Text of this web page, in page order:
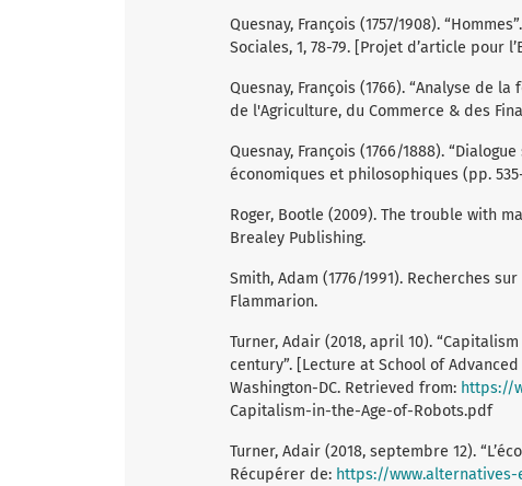
Quesnay, François (1757/1908).
Sociales, 1, 78-79. [Projet d’article pour
Quesnay, François (1766). “Analyse de
de l'Agriculture, du Commerce & des
Quesnay, François (1766/1888).
économiques et philosophiques (pp.
Roger, Bootle (2009). The trouble with
Brealey Publishing.
Smith, Adam (1776/1991). Recherches
Flammarion.
Turner, Adair (2018, april 10).
century”. [Lecture at School of
Washington-DC. Retrieved from: https://
Capitalism-in-the-Age-of-Robots.pdf
Turner, Adair (2018, septembre 12).
Récupérer de: https://